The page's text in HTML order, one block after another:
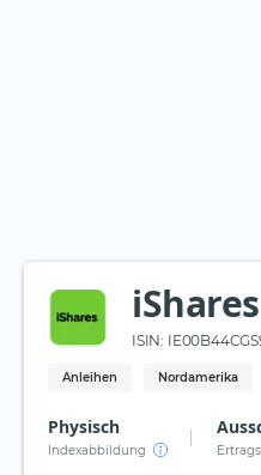
ISIN:
Anleihen Nordamerika
Physisch
Indexabbildung